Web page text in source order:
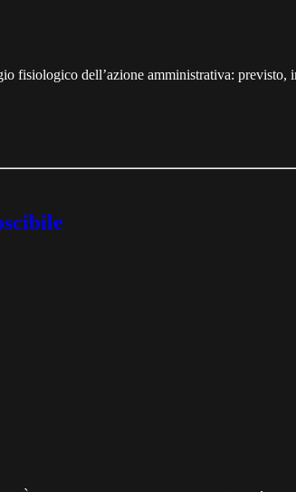
fisiologico dell’azione amministrativa: previsto,